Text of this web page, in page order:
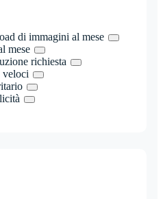
di immagini al mese
mese
richiesta